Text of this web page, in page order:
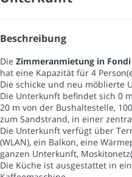
Beschreibung
Die Zimmeranmietung in Fondi
hat eine Kapazität für 4
Die schicke und neu möblierte
Die Unterkunft befindet sich 0
20 m von der Bushaltestelle,
zum Sandstrand, in einer
Die Unterkunft verfügt über
(WLAN), ein Balkon, eine
ganzen Unterkunft,
Die Küche ist ausgestattet in